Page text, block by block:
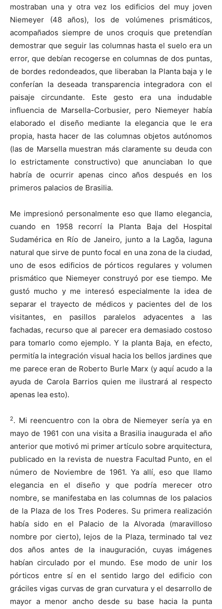
mostraban una y otra vez los edificios del muy joven
Niemeyer (48 años), los de volúmenes prismáticos,
acompañados siempre de unos croquis que pretendían
demostrar que seguir las columnas hasta el suelo era un
error, que debían recogerse en columnas de dos puntas,
de bordes redondeados, que liberaban la Planta baja y le
conferían la deseada transparencia integradora con el
paisaje circundante. Este gesto era una indudable
influencia de Marsella-Corbusier, pero Niemeyer había
elaborado el diseño mediante la elegancia que le era
propia, hasta hacer de las columnas objetos autónomos
(las de Marsella muestran más claramente su deuda con
lo estrictamente constructivo) que anunciaban lo que
habría de ocurrir apenas cinco años después en los
primeros palacios de Brasilia.
Me impresionó personalmente eso que llamo elegancia,
cuando en 1958 recorrí la Planta Baja del Hospital
Sudamérica en Río de Janeiro, junto a la Lagõa, laguna
natural que sirve de punto focal en una zona de la ciudad,
uno de esos edificios de pórticos regulares y volumen
prismático que Niemeyer construyó por ese tiempo. Me
gustó mucho y me interesó especialmente la idea de
separar el trayecto de médicos y pacientes del de los
visitantes, en pasillos paralelos adyacentes a las
fachadas, recurso que al parecer era demasiado costoso
para tomarlo como ejemplo. Y la planta Baja, en efecto,
permitía la integración visual hacia los bellos jardines que
me parece eran de Roberto Burle Marx (y aquí acudo a la
ayuda de Carola Barrios quien me ilustrará al respecto
apenas lea esto).
2. Mi reencuentro con la obra de Niemeyer sería ya en
mayo de 1961 con una visita a Brasilia inaugurada el año
anterior que motivó mi primer artículo sobre arquitectura,
publicado en la revista de nuestra Facultad Punto, en el
número de Noviembre de 1961. Ya allí, eso que llamo
elegancia en el diseño y que podría merecer otro
nombre, se manifestaba en las columnas de los palacios
de la Plaza de los Tres Poderes. Su primera realización
había sido en el Palacio de la Alvorada (maravilloso
nombre por cierto), lejos de la Plaza, terminado tal vez
dos años antes de la inauguración, cuyas imágenes
habían circulado por el mundo. Ese modo de unir los
pórticos entre sí en el sentido largo del edificio con
gráciles vigas curvas de gran curvatura y el desarrollo de
mayor a menor ancho desde su base hacia la punta